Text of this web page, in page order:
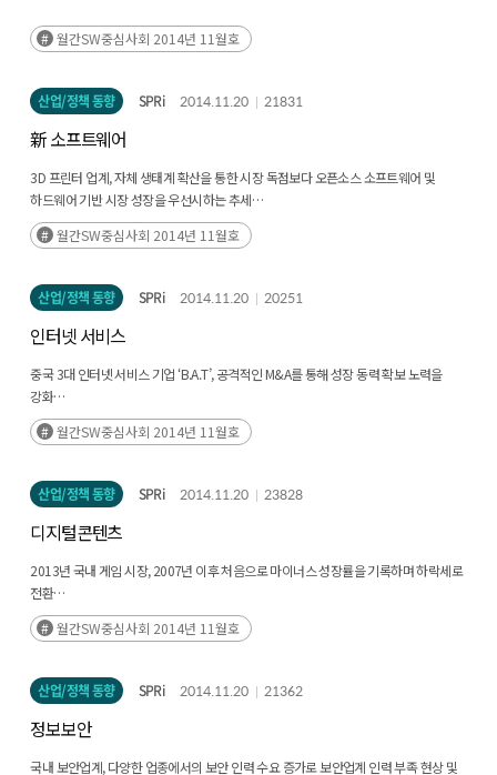
월간SW중심사회 2014년 11월호
산업/정책 동향 SPRi 2014.11.20 21831
新 소프트웨어
3D 프린터 업계, 자체 생태계 확산을 통한 시장 독점보다 오픈소스 소프트웨어 및
하드웨어 기반 시장 성장을 우선시하는 추세
글로벌 대형 기업보다는 스타트업을 중심으로 시장이 형성되어 있어 개방형 생태계
구축이 용이한 상황
가능할 전망
월간SW중심사회 2014년 11월호
산업/정책 동향 SPRi 2014.11.20 20251
인터넷 서비스
중국 3대 인터넷 서비스 기업 ‘B.A.T’, 공격적인 M&A를 통해 성장 동력 확보 노력을
강화
세계 최대 소비 시장 중국을 배경으로 급격한 성장한 바이두, 알리바바, 텐센트 등 중국
인터넷 서비스 기업의 M&A 공세가 강화
신성장 동력 확보가 주요 목표
월간SW중심사회 2014년 11월호
산업/정책 동향 SPRi 2014.11.20 23828
디지털콘텐츠
2013년 국내 게임 시장, 2007년 이후 처음으로 마이너스 성장률을 기록하며 하락세로
전환
2013년 국내 게임 시장 규모, 2012년 9조 7,525억 원 대비 0.3% 감소한 9조 7,198억
원으로 추산
국내 게임 업계가 위축될 전망
월간SW중심사회 2014년 11월호
산업/정책 동향 SPRi 2014.11.20 21362
정보보안
국내 보안업계, 다양한 업종에서의 보안 인력 수요 증가로 보안업계 인력 부족 현상 및